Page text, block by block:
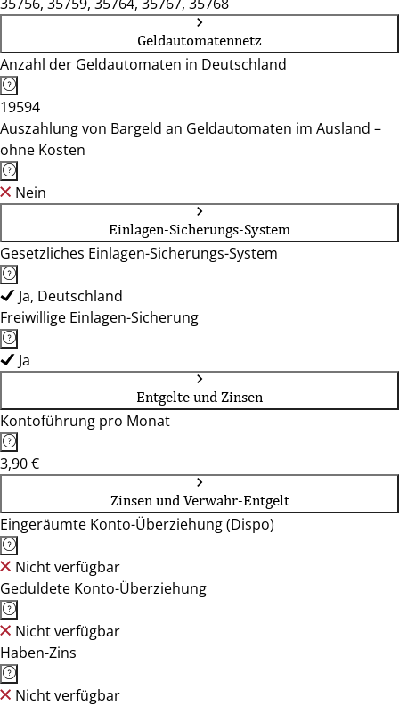
Geldautomatennetz
Anzahl der Geldautomaten in Deutschland
19594
Auszahlung von Bargeld an Geldautomaten im Ausland –
ohne Kosten
Nein
Einlagen-Sicherungs-System
Gesetzliches Einlagen-Sicherungs-System
Ja, Deutschland
Freiwillige Einlagen-Sicherung
Ja
Entgelte und Zinsen
Kontoführung pro Monat
3,90 €
Zinsen und Verwahr-Entgelt
Eingeräumte Konto-Überziehung (Dispo)
Nicht verfügbar
Geduldete Konto-Überziehung
Nicht verfügbar
Haben-Zins
Nicht verfügbar